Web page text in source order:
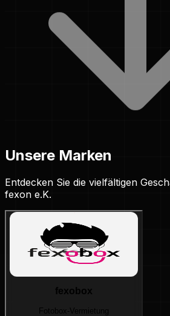
Unsere Marken
Entdecken Sie die vielfältigen
fexon e.K.
fexobox
Fotobox-Vermietung